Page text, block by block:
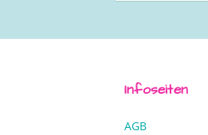
Infoseiten
AGB